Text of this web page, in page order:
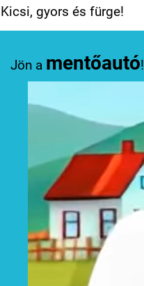
Kicsi, gyors és fürge!
Jön a mentőautó!